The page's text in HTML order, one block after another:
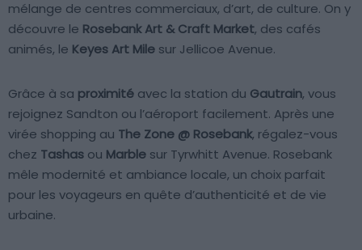
mélange de centres commerciaux, d’art, de culture. On y
découvre le Rosebank Art & Craft Market, des cafés
animés, le Keyes Art Mile sur Jellicoe Avenue.
Grâce à sa proximité avec la station du Gautrain, vous
rejoignez Sandton ou l’aéroport facilement. Après une
virée shopping au The Zone @ Rosebank, régalez-vous
chez Tashas ou Marble sur Tyrwhitt Avenue. Rosebank
mêle modernité et ambiance locale, un choix parfait
pour les voyageurs en quête d’authenticité et de vie
urbaine.